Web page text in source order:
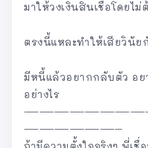
มาให้วงเงินสินเชื่อโดยไม่
ตรงนี้แหละทำให้เสียวินัย
มีหนี้แล้วอยากกลับตัว อย
อย่างไร
——————–